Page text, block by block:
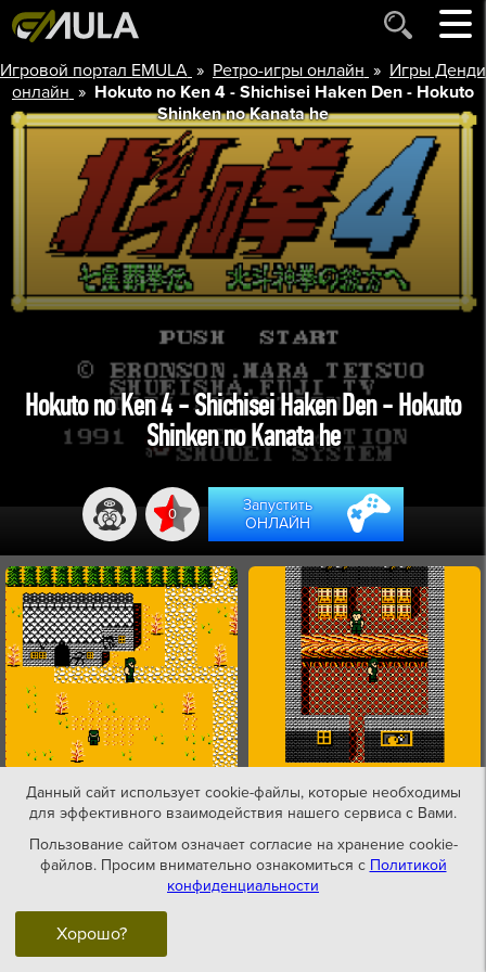
Игровой портал EMULA » Ретро-игры онлайн » Игры Денди
онлайн » Hokuto no Ken 4 - Shichisei Haken Den - Hokuto
Shinken no Kanata he
Hokuto no Ken 4 - Shichisei Haken Den - Hokuto
Shinken no Kanata he
0
Запустить
ОНЛАЙН
Данный сайт использует cookie-файлы, которые необходимы
для эффективного взаимодействия нашего сервиса с Вами.
Пользование сайтом означает согласие на хранение cookie-
файлов. Просим внимательно ознакомиться с Политикой
конфиденциальности
Хорошо?